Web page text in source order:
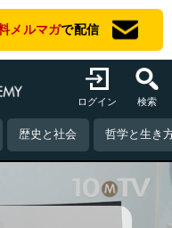
メルマガで配信
ログイン 検索
歴史と社会 哲学と生き